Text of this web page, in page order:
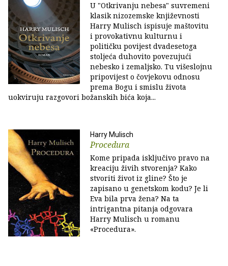
U "Otkrivanju nebesa" suvremeni
klasik nizozemske književnosti
Harry Mulisch ispisuje maštovitu
i provokativnu kulturnu i
političku povijest dvadesetoga
stoljeća duhovito povezujući
nebesko i zemaljsko. Tu višeslojnu
pripovijest o čovjekovu odnosu
prema Bogu i smislu života
uokviruju razgovori božanskih bića koja...
Harry Mulisch
Procedura
Kome pripada isključivo pravo na
kreaciju živih stvorenja? Kako
stvoriti život iz gline? Što je
zapisano u genetskom kodu? Je li
Eva bila prva žena? Na ta
intrigantna pitanja odgovara
Harry Mulisch u romanu
«Procedura».